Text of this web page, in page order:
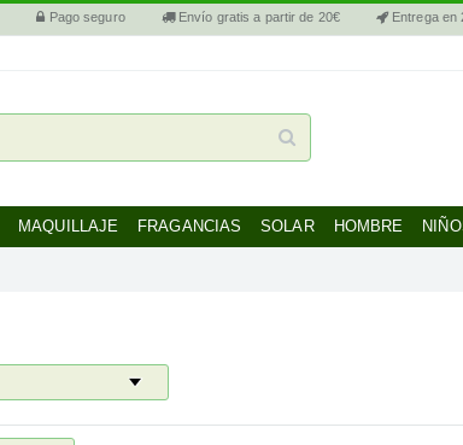
Pago seguro Envío gratis a partir de 20€ Entrega en
MAQUILLAJE FRAGANCIAS SOLAR HOMBRE